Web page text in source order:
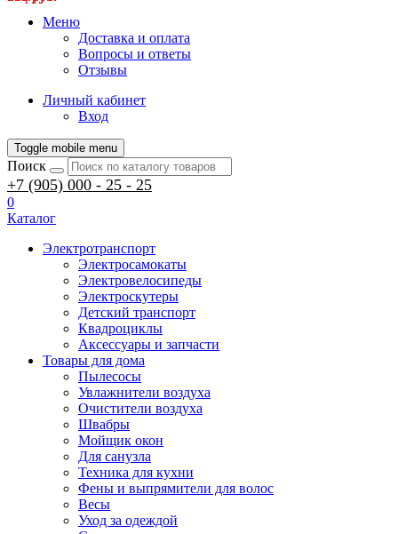
Меню
Доставка и оплата
Вопросы и ответы
Отзывы
Личный кабинет
Вход
Toggle mobile menu
Поиск
+7 (905) 000 - 25 - 25
0
Каталог
Электротранспорт
Электросамокаты
Электровелосипеды
Электроскутеры
Детский транспорт
Квадроциклы
Аксессуары и запчасти
Товары для дома
Пылесосы
Увлажнители воздуха
Очистители воздуха
Швабры
Мойщик окон
Для санузла
Техника для кухни
Фены и выпрямители для волос
Весы
Уход за одеждой